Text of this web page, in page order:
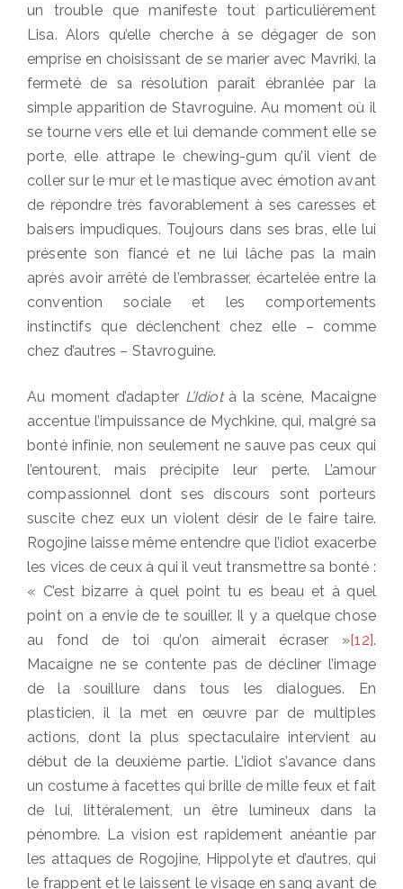
un trouble que manifeste tout particulièrement
Lisa. Alors qu’elle cherche à se dégager de son
emprise en choisissant de se marier avec Mavriki, la
fermeté de sa résolution paraît ébranlée par la
simple apparition de Stavroguine. Au moment où il
se tourne vers elle et lui demande comment elle se
porte, elle attrape le chewing-gum qu’il vient de
coller sur le mur et le mastique avec émotion avant
de répondre très favorablement à ses caresses et
baisers impudiques. Toujours dans ses bras, elle lui
présente son fiancé et ne lui lâche pas la main
après avoir arrêté de l’embrasser, écartelée entre la
convention sociale et les comportements
instinctifs que déclenchent chez elle – comme
chez d’autres – Stavroguine.
Au moment d’adapter L’Idiotà la scène, Macaigne
accentue l’impuissance de Mychkine, qui, malgré sa
bonté infinie, non seulement ne sauve pas ceux qui
l’entourent, mais précipite leur perte. L’amour
compassionnel dont ses discours sont porteurs
suscite chez eux un violent désir de le faire taire.
Rogojine laisse même entendre que l’idiot exacerbe
les vices de ceux à qui il veut transmettre sa bonté :
« C’est bizarre à quel point tu es beau et à quel
point on a envie de te souiller. Il y a quelque chose
au fond de toi qu’on aimerait écraser »[12].
Macaigne ne se contente pas de décliner l’image
de la souillure dans tous les dialogues. En
plasticien, il la met en œuvre par de multiples
actions, dont la plus spectaculaire intervient au
début de la deuxième partie. L’idiot s’avance dans
un costume à facettes qui brille de mille feux et fait
de lui, littéralement, un être lumineux dans la
pénombre. La vision est rapidement anéantie par
les attaques de Rogojine, Hippolyte et d’autres, qui
le frappent et le laissent le visage en sang avant de